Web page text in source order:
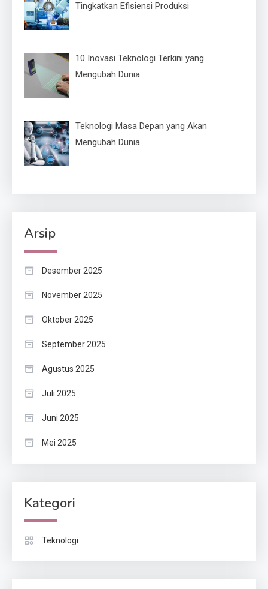
Tingkatkan Efisiensi Produksi
10 Inovasi Teknologi Terkini yang
Mengubah Dunia
Teknologi Masa Depan yang Akan
Mengubah Dunia
Arsip
Desember 2025
November 2025
Oktober 2025
September 2025
Agustus 2025
Juli 2025
Juni 2025
Mei 2025
Kategori
Teknologi